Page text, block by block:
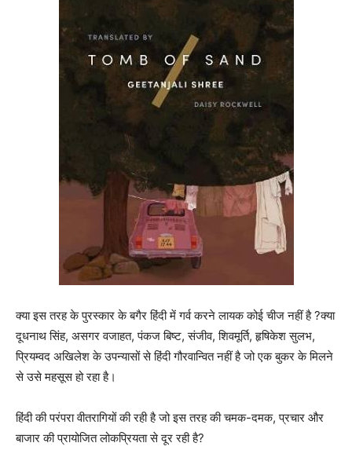
क्या इस तरह के पुरस्कार के बगैर हिंदी में गर्व करने लायक कोई चीज नहीं है ?क्या
दूधनाथ सिंह, असगर वजाहत, पंकज बिष्ट, संजीव, शिवमूर्ति, हृषिकेश सुलभ,
प्रियम्वद अखिलेश के उपन्यासों से हिंदी गौरवान्वित नहीं है जो एक बुकर के मिलने
से उसे महसूस हो रहा है।
हिंदी की परंपरा वीतरागियों की रही है जो इस तरह की चमक-दमक, प्रचार और
बाजार की प्रायोजित लोकप्रियता से दूर रही है?